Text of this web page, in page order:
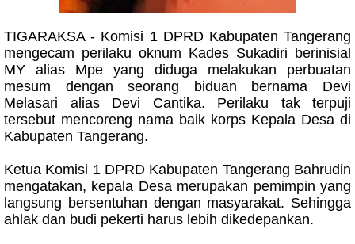
TIGARAKSA - Komisi 1 DPRD Kabupaten Tangerang
mengecam perilaku oknum Kades Sukadiri berinisial
MY alias Mpe yang diduga melakukan perbuatan
mesum dengan seorang biduan bernama Devi
Melasari alias Devi Cantika. Perilaku tak terpuji
tersebut mencoreng nama baik korps Kepala Desa di
Kabupaten Tangerang.
Ketua Komisi 1 DPRD Kabupaten Tangerang Bahrudin
mengatakan, kepala Desa merupakan pemimpin yang
langsung bersentuhan dengan masyarakat. Sehingga
ahlak dan budi pekerti harus lebih dikedepankan.